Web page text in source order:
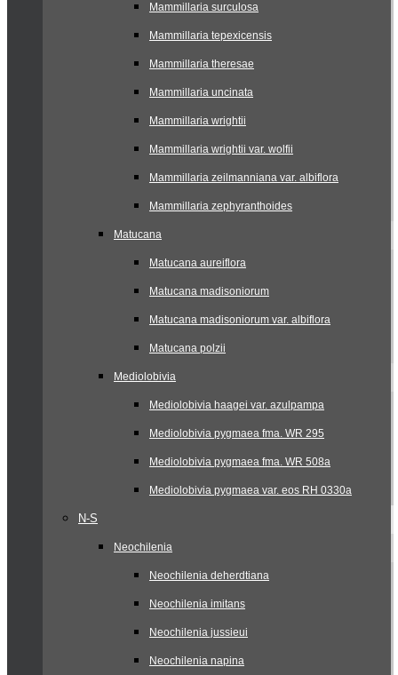
Mammillaria surculosa
Mammillaria tepexicensis
Mammillaria theresae
Mammillaria uncinata
Mammillaria wrightii
Mammillaria wrightii var. wolfii
Mammillaria zeilmanniana var. albiflora
Mammillaria zephyranthoides
Matucana
Matucana aureiflora
Matucana madisoniorum
Matucana madisoniorum var. albiflora
Matucana polzii
Mediolobivia
Mediolobivia haagei var. azulpampa
Mediolobivia pygmaea fma. WR 295
Mediolobivia pygmaea fma. WR 508a
Mediolobivia pygmaea var. eos RH 0330a
N-S
Neochilenia
Neochilenia deherdtiana
Neochilenia imitans
Neochilenia jussieui
Neochilenia napina